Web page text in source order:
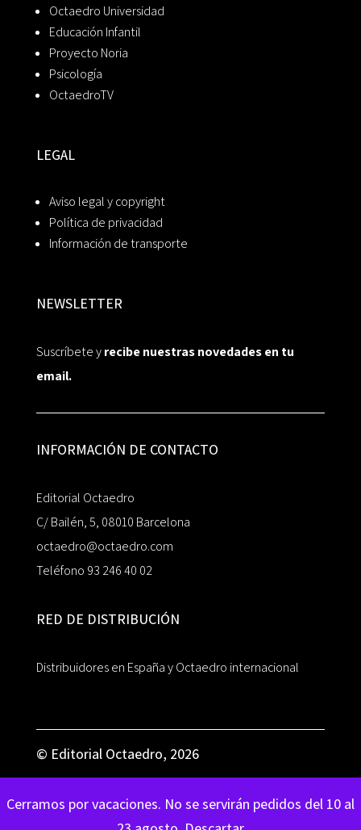
Cerramos por vacaciones. No se servirán pedidos del 10 al
Octaedro Universidad
Educación Infantil
Proyecto Noria
Psicología
OctaedroTV
LEGAL
Aviso legal y copyright
Política de privacidad
Información de transporte
NEWSLETTER
Suscríbete yrecibe nuestras novedades en tu
email.
INFORMACIÓN DE CONTACTO
Editorial Octaedro
C/ Bailén, 5, 08010 Barcelona
octaedro@octaedro.com
Teléfono 93 246 40 02
RED DE DISTRIBUCIÓN
Distribuidores en España y Octaedro internacional
© Editorial Octaedro, 2026